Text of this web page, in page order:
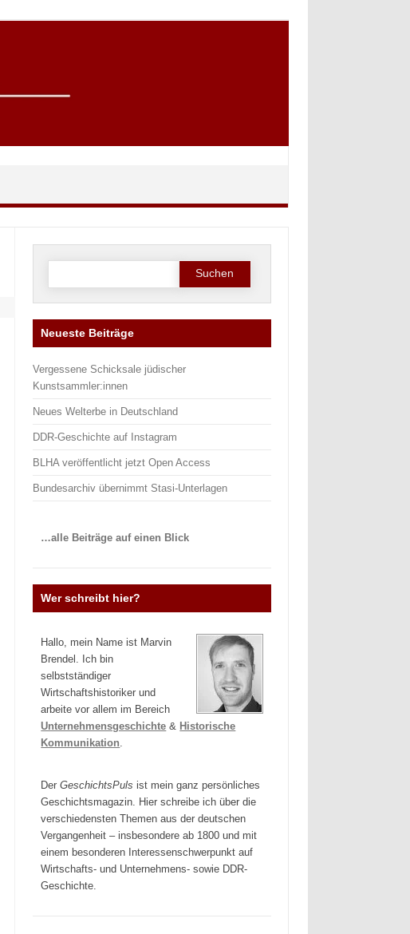
Suche
Neueste Beiträge
Vergessene Schicksale jüdischer
Kunstsammler:innen
Neues Welterbe in Deutschland
DDR-Geschichte auf Instagram
BLHA veröffentlicht jetzt Open Access
Bundesarchiv übernimmt Stasi-Unterlagen
…alle Beiträge auf einen Blick
Wer schreibt hier?
Hallo, mein Name ist Marvin
Brendel. Ich bin
selbstständiger
Wirtschaftshistoriker und
arbeite vor allem im Bereich
Unternehmensgeschichte & Historische
Kommunikation
DerGeschichtsPuls ist mein ganz persönliches
Geschichtsmagazin. Hier schreibe ich über die
verschiedensten Themen aus der deutschen
Vergangenheit – insbesondere ab 1800 und mit
einem besonderen Interessenschwerpunkt auf
Wirtschafts- und Unternehmens- sowie DDR-
Geschichte.